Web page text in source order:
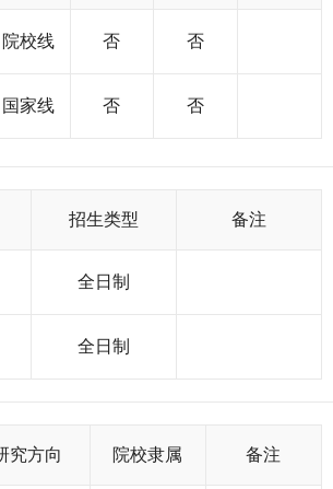
有企业
企业管理、统计学、政治经济学五个硕士学
业教材78部，发表学术论文1376篇。获得省
实现“宽口径、厚基础、能力强、素质高”的
、科研、管理、服务向信息化、现代化推进
院校线 否 否
国家线 否 否
招生类型 备注
全日制
全日制
究方向 院校隶属 备注